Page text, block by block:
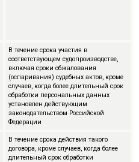
В течение срока участия в
соответствующем судопроизводстве,
включая сроки обжалования
(оспаривания) судебных актов, кроме
случаев, когда более длительный срок
обработки персональных данных
установлен действующим
законодательством Российской
Федерации
В течение срока действия такого
договора, кроме случаев, когда более
длительный срок обработки